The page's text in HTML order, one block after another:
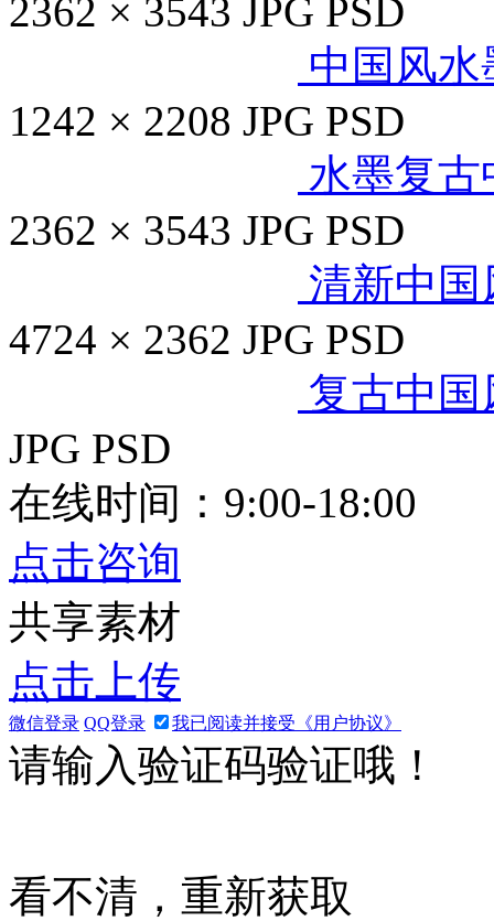
2362 × 3543 JPG PSD
中国风
1242 × 2208 JPG PSD
水墨复
2362 × 3543 JPG PSD
清新中国
4724 × 2362 JPG PSD
复古中
JPG PSD
在线时间：9:00-18:00
点击咨询
共享素材
点击上传
微信登录 QQ登录 我已阅读并接受《用户协议》
请输入验证码验证哦！
看不清，重新获取